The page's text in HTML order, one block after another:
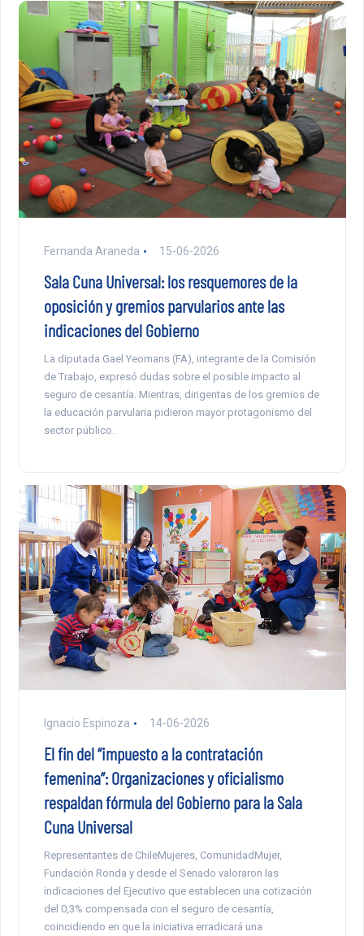
Fernanda Araneda 15-06-2026
Sala Cuna Universal: los resquemores de la
oposición y gremios parvularios ante las
indicaciones del Gobierno
La diputada Gael Yeomans (FA), integrante de la Comisión
de Trabajo, expresó dudas sobre el posible impacto al
seguro de cesantía. Mientras, dirigentas de los gremios de
la educación parvularia pidieron mayor protagonismo del
sector público.
Ignacio Espinoza 14-06-2026
El fin del “impuesto a la contratación
femenina”: Organizaciones y oficialismo
respaldan fórmula del Gobierno para la Sala
Cuna Universal
Representantes de ChileMujeres, ComunidadMujer,
Fundación Ronda y desde el Senado valoraron las
indicaciones del Ejecutivo que establecen una cotización
del 0,3% compensada con el seguro de cesantía,
coincidiendo en que la iniciativa erradicará una